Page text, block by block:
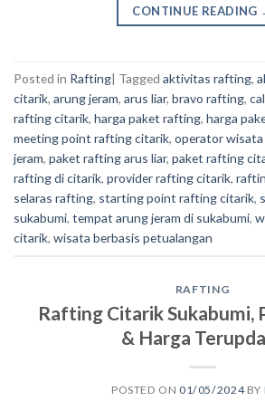
CONTINUE READING
Posted in Rafting| Tagged aktivitas rafting,
citarik, arung jeram, arus liar, bravo rafting,
rafting citarik, harga paket rafting, harga
meeting point rafting citarik, operator
jeram, paket rafting arus liar, paket rafting
rafting di citarik, provider rafting citarik,
selaras rafting, starting point rafting citarik,
sukabumi, tempat arung jeram di sukabumi,
citarik, wisata berbasis petualangan
RAFTING
Rafting Citarik Sukabumi,
& Harga
POSTED ON01/05/2024BY